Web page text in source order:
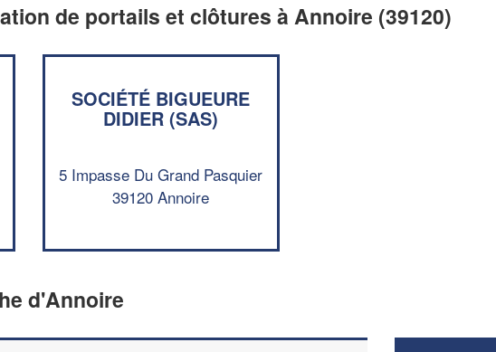
de portails et clôtures à Annoire (39120)
SOCIÉTÉ BIGUEURE
DIDIER (SAS)
5 Impasse Du Grand Pasquier
39120 Annoire
d'Annoire